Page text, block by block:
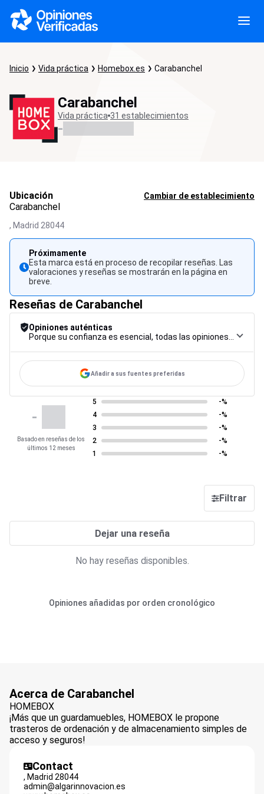
Inicio Vida práctica Homebox.es Carabanchel
Carabanchel
Vida práctica 31 establecimientos
-
Ubicación Cambiar de establecimiento
Carabanchel
, Madrid 28044
Próximamente
Esta marca está en proceso de recopilar reseñas. Las
valoraciones y reseñas se mostrarán en la página en
breve.
Reseñas de Carabanchel
Opiniones auténticas
Añadir a sus fuentes preferidas
-
Basado en reseñas de los
últimos 12 meses
5
-%
4
-%
3
-%
2
-%
1
-%
Filtrar
Dejar una reseña
No hay reseñas disponibles.
Opiniones añadidas por orden cronológico
Acerca de Carabanchel
HOMEBOX
¡Más que un guardamuebles, HOMEBOX le propone
trasteros de ordenación y de almacenamiento simples de
acceso y seguros!
Contact
, Madrid 28044
admin@algarinnovacion.es